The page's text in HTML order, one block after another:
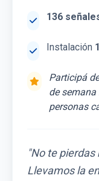
136
Instalación
Participá
de
personas
"No te pierdas
Llevamos la